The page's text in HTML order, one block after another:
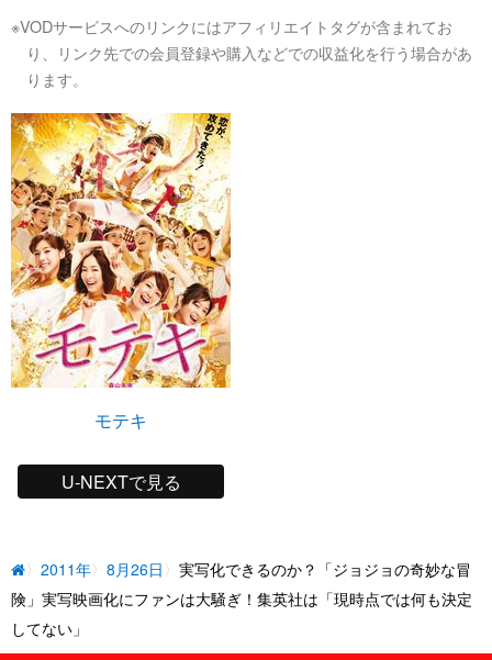
※VODサービスへのリンクにはアフィリエイトタグが含まれてお
り、リンク先での会員登録や購入などでの収益化を行う場合があ
ります。
モテキ
U-NEXTで見る
2011年 8月26日
実写化できるのか？「ジョジョの奇妙な冒
険」実写映画化にファンは大騒ぎ！集英社は「現時点では何も決定
してない」